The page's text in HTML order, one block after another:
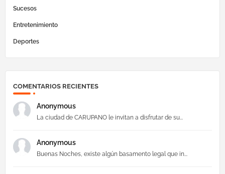
Sucesos
Entretenimiento
Deportes
COMENTARIOS RECIENTES
Anonymous
La ciudad de CARUPANO le invitan a disfrutar de su...
Anonymous
Buenas Noches, existe algún basamento legal que in...